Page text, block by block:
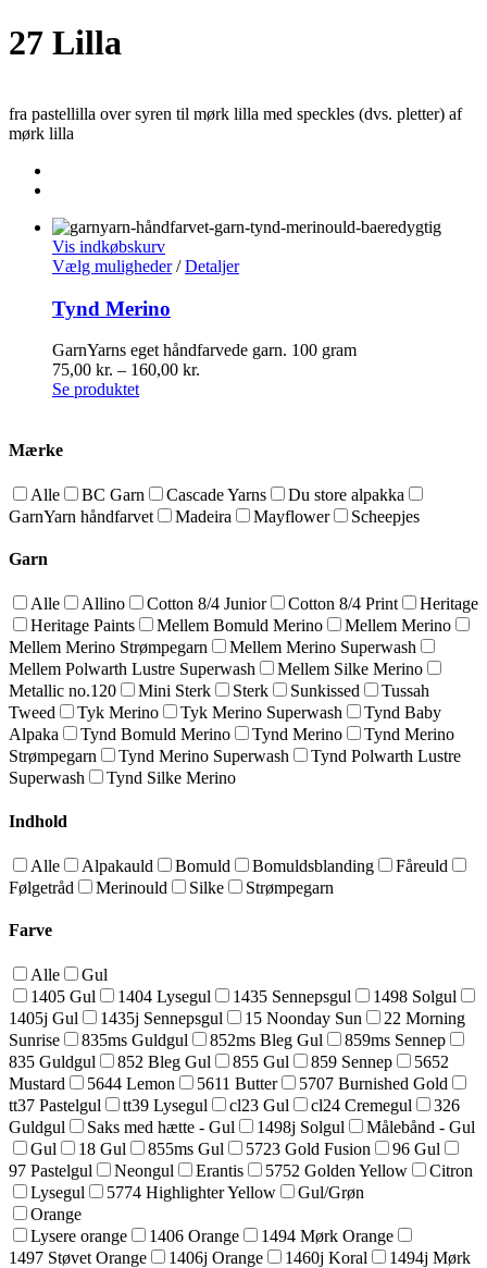
27 Lilla
fra pastellilla over syren til mørk lilla med speckles (dvs. pletter) af
mørk lilla
Vis indkøbskurv
Vælg muligheder/ Detaljer
Tynd Merino
GarnYarns eget håndfarvede garn. 100 gram
75,00 kr. – 160,00 kr.
Se produktet
Mærke
Alle BC Garn Cascade Yarns
Du store alpakka
GarnYarn håndfarvet
Madeira Mayflower Scheepjes
Garn
Alle Allino Cotton 8/4 Junior Cotton 8/4 Print
Heritage
Heritage Paints
Mellem Bomuld Merino
Mellem Merino
Mellem Merino Strømpegarn
Mellem Merino Superwash
Mellem Polwarth Lustre Superwash
Mellem Silke Merino
Metallic no.120
Mini Sterk Sterk Sunkissed
Tussah
Tweed
Tyk Merino Tyk Merino Superwash
Tynd Baby
Alpaka
Tynd Bomuld Merino Tynd Merino
Tynd Merino
Strømpegarn
Tynd Merino Superwash
Tynd Polwarth Lustre
Superwash
Tynd Silke Merino
Indhold
Alle Alpakauld Bomuld Bomuldsblanding
Fåreuld
Følgetråd
Merinould Silke Strømpegarn
Farve
Alle
Gul
1405 Gul
1404 Lysegul 1435 Sennepsgul
1498 Solgul
1405j Gul
1435j Sennepsgul 15 Noonday Sun
22 Morning
Sunrise
835ms Guldgul 852ms Bleg Gul
859ms Sennep
835 Guldgul
852 Bleg Gul 855 Gul 859 Sennep
5652
Mustard
5644 Lemon 5611 Butter
5707 Burnished Gold
tt37 Pastelgul
tt39 Lysegul cl23 Gul cl24 Cremegul
326
Guldgul
Saks med hætte - Gul 1498j Solgul
Målebånd - Gul
Gul
18 Gul 855ms Gul 5723 Gold Fusion
96 Gul
97 Pastelgul
Neongul Erantis 5752 Golden Yellow
Citron
Lysegul
5774 Highlighter Yellow
Gul/Grøn
Orange
Lysere orange
1406 Orange
1494 Mørk Orange
1497 Støvet Orange
1406j Orange 1460j Koral
1494j Mørk